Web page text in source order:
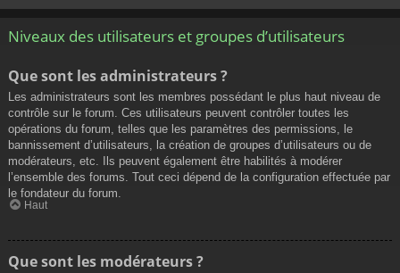
Niveaux des utilisateurs et groupes d’utilisateurs
Que sont les administrateurs ?
Les administrateurs sont les membres possédant le plus haut niveau de
contrôle sur le forum. Ces utilisateurs peuvent contrôler toutes les
opérations du forum, telles que les paramètres des permissions, le
bannissement d’utilisateurs, la création de groupes d’utilisateurs ou de
modérateurs, etc. Ils peuvent également être habilités à modérer
l’ensemble des forums. Tout ceci dépend de la configuration effectuée par
le fondateur du forum.
Haut
Que sont les modérateurs ?